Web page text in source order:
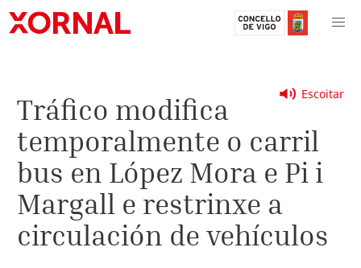
Escoitar
Tráfico modifica
temporalmente o carril
bus en López Mora e Pi i
Margall e restrinxe a
circulación de vehículos